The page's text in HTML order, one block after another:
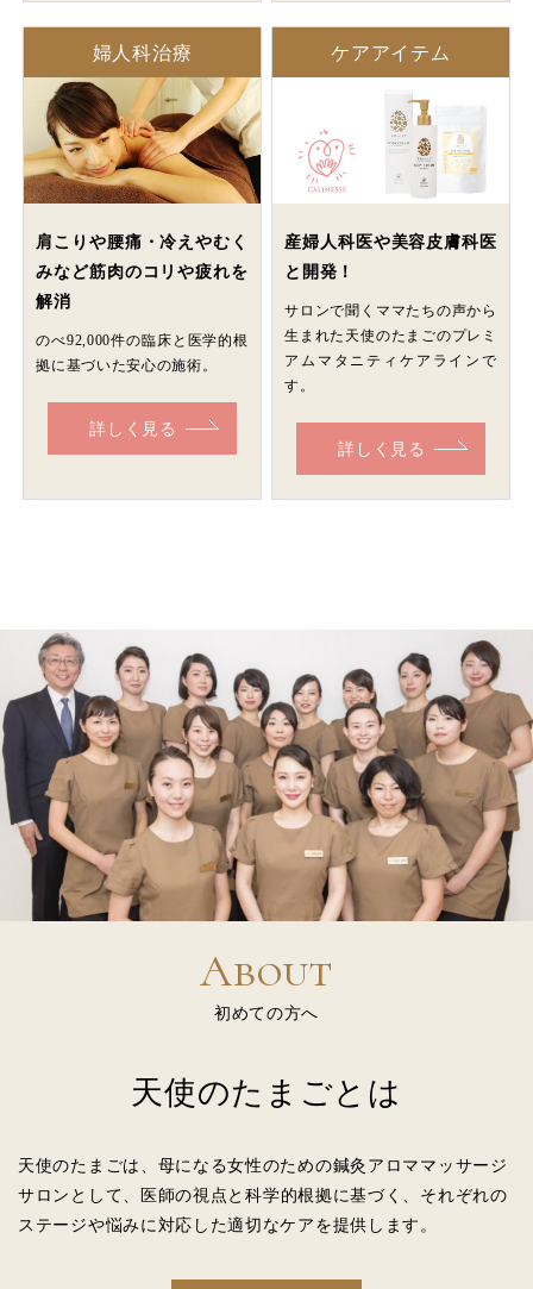
婦人科治療
肩こりや腰痛・冷えやむく
みなど筋肉のコリや疲れを
解消
のべ92,000件の臨床と医学的根
拠に基づいた安心の施術。
詳しく見る
ケアアイテム
産婦人科医や美容皮膚科医
と開発！
サロンで聞くママたちの声から
生まれた天使のたまごのプレミ
アムマタニティケアラインで
す。
詳しく見る
About
初めての方へ
天使のたまごとは
天使のたまごは、母になる女性のための鍼灸アロママッサージ
サロンとして、
医師の視点と科学的根拠に基づく、 それぞれの
ステージや悩みに対応した適切なケアを提供します。